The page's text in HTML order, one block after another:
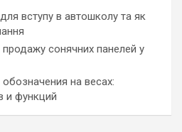
вступу в автошколу та як
продажу сонячних панелей у
на весах:
и функций